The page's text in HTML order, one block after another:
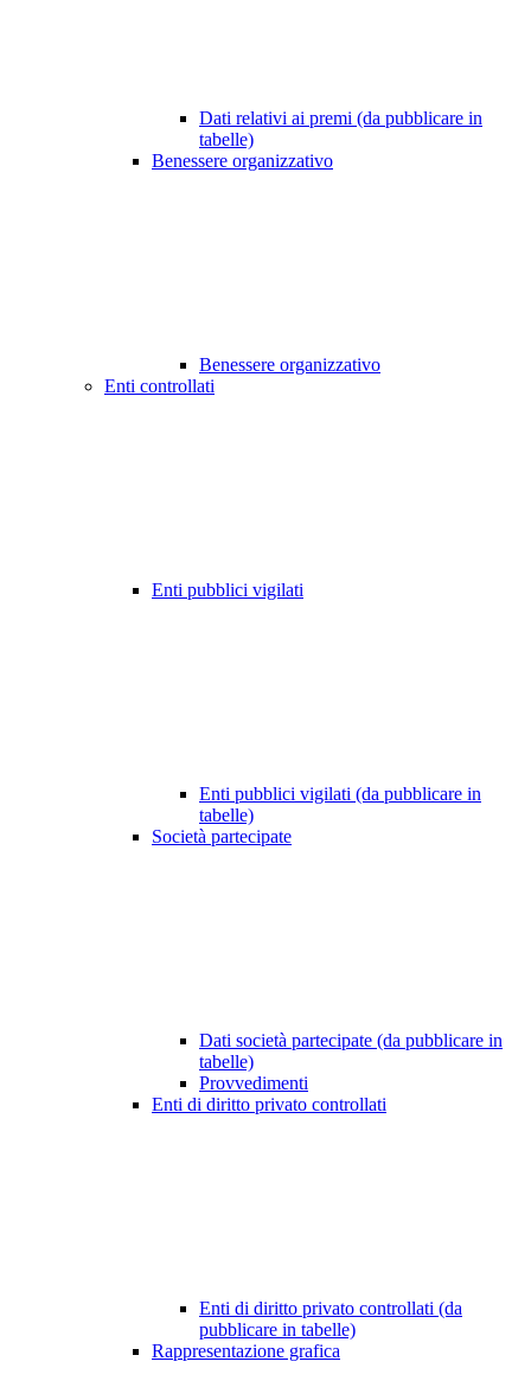
Dati relativi ai premi (da pubblicare in
tabelle)
Benessere organizzativo
Benessere organizzativo
Enti controllati
Enti pubblici vigilati
Enti pubblici vigilati (da pubblicare in
tabelle)
Società partecipate
Dati società partecipate (da pubblicare in
tabelle)
Provvedimenti
Enti di diritto privato controllati
Enti di diritto privato controllati (da
pubblicare in tabelle)
Rappresentazione grafica